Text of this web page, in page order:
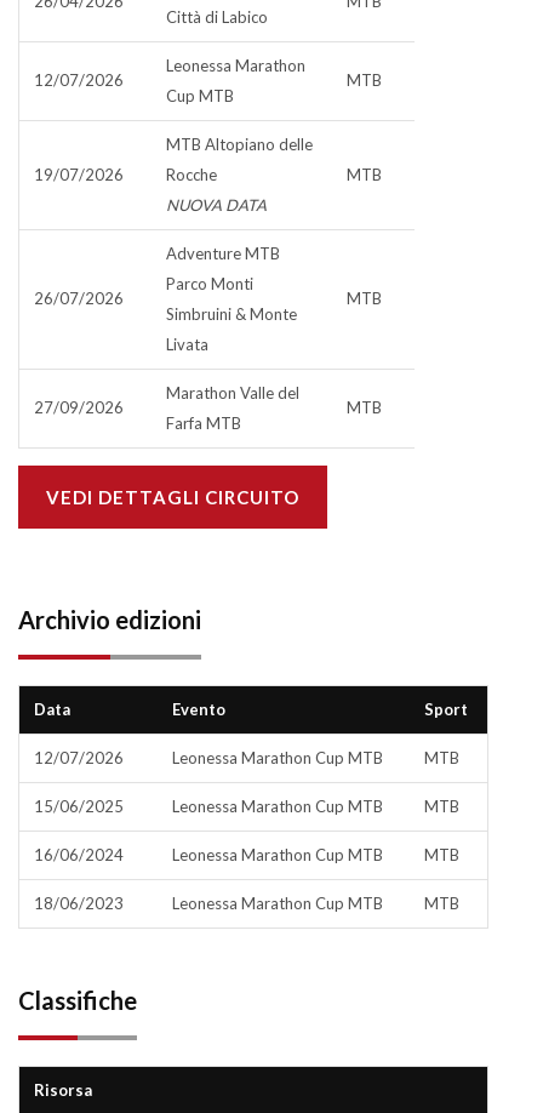
Città di Labico
12/07/2026
Leonessa Marathon
Cup MTB
MTB
19/07/2026
MTB Altopiano delle
Rocche
NUOVA DATA
MTB
26/07/2026
Adventure MTB
Parco Monti
Simbruini & Monte
Livata
MTB
27/09/2026
Marathon Valle del
Farfa MTB
MTB
VEDI DETTAGLI CIRCUITO
Archivio edizioni
Data Evento Sport
12/07/2026 Leonessa Marathon Cup MTB MTB
15/06/2025 Leonessa Marathon Cup MTB MTB
16/06/2024 Leonessa Marathon Cup MTB MTB
18/06/2023 Leonessa Marathon Cup MTB MTB
Classifiche
Risorsa